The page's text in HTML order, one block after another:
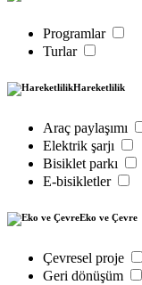
Programlar
Turlar
Hareketlilik
Araç paylaşımı
Elektrik şarjı
Bisiklet parkı
E-bisikletler
Eko ve Çevre
Çevresel proje
Geri dönüşüm